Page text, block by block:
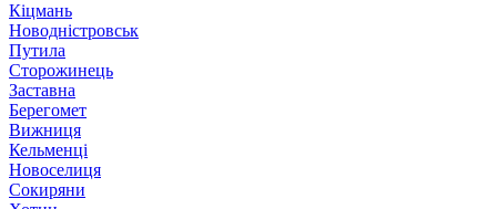
Кіцмань
Новодністровськ
Путила
Сторожинець
Заставна
Берегомет
Вижниця
Кельменці
Новоселиця
Сокиряни